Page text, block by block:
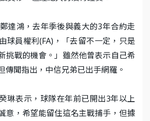
達鴻，去年季後與義大的3年合約走
球員權利(FA)，「去留不一定，只是
挑戰的機會。」雖然他曾表示自己希
傳聞指出，中信兄弟已出手網羅。
琳表示，球隊在年前已開出3年以上
意，希望能留住這名主戰捕手，但據